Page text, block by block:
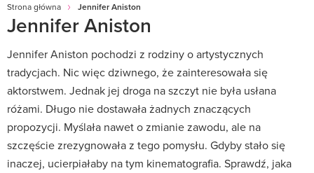
Strona główna Jennifer Aniston
Jennifer Aniston
Jennifer Aniston pochodzi z rodziny o artystycznych
tradycjach. Nic więc dziwnego, że zainteresowała się
aktorstwem. Jednak jej droga na szczyt nie była usłana
różami. Długo nie dostawała żadnych znaczących
propozycji. Myślała nawet o zmianie zawodu, ale na
szczęście zrezygnowała z tego pomysłu. Gdyby stało się
inaczej, ucierpiałaby na tym kinematografia. Sprawdź, jaka